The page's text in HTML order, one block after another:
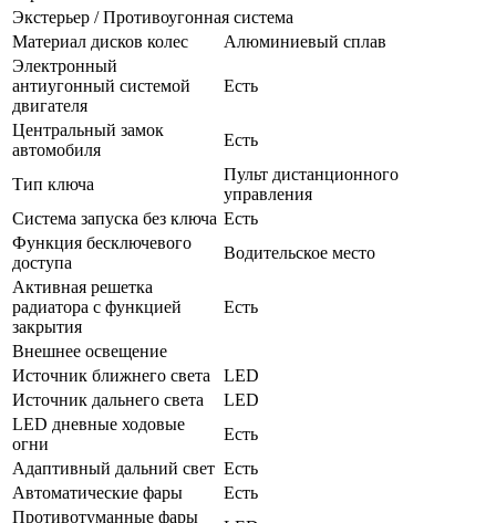
Экстерьер / Противоугонная система
Материал дисков колес
Алюминиевый сплав
Электронный
антиугонный системой
двигателя
Есть
Центральный замок
автомобиля
Есть
Тип ключа
Пульт дистанционного
управления
Система запуска без ключа Есть
Функция бесключевого
доступа
Водительское место
Активная решетка
радиатора с функцией
закрытия
Есть
Внешнее освещение
Источник ближнего света
LED
Источник дальнего света
LED
LED дневные ходовые
огни
Есть
Адаптивный дальний свет Есть
Автоматические фары
Есть
Противотуманные фары